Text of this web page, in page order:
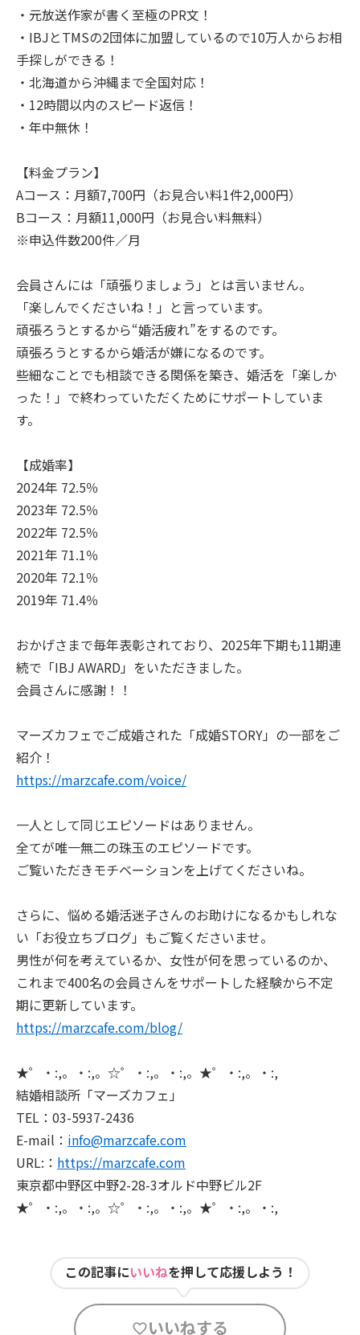
・元放送作家が書く至極のPR文！
・IBJとTMSの2団体に加盟しているので10万人からお相
手探しができる！
・北海道から沖縄まで全国対応！
・12時間以内のスピード返信！
・年中無休！
【料金プラン】
Aコース：月額7,700円（お見合い料1件2,000円）
Bコース：月額11,000円（お見合い料無料）
※申込件数200件／月
会員さんには「頑張りましょう」とは言いません。
「楽しんでくださいね！」と言っています。
頑張ろうとするから“婚活疲れ”をするのです。
頑張ろうとするから婚活が嫌になるのです。
些細なことでも相談できる関係を築き、婚活を「楽しか
った！」で終わっていただくためにサポートしていま
す。
【成婚率】
2024年 72.5％
2023年 72.5％
2022年 72.5％
2021年 71.1％
2020年 72.1％
2019年 71.4％
おかげさまで毎年表彰されており、2025年下期も11期連
続で「IBJ AWARD」をいただきました。
会員さんに感謝！！
マーズカフェでご成婚された「成婚STORY」の一部をご
紹介！
https://marzcafe.com/voice/
一人として同じエピソードはありません。
全てが唯一無二の珠玉のエピソードです。
ご覧いただきモチベーションを上げてくださいね。
さらに、悩める婚活迷子さんのお助けになるかもしれな
い「お役立ちブログ」もご覧くださいませ。
男性が何を考えているか、女性が何を思っているのか、
これまで400名の会員さんをサポートした経験から不定
期に更新しています。
https://marzcafe.com/blog/
★゜・:,。・:,。☆゜・:,。・:,。★゜・:,。・:,
結婚相談所「マーズカフェ」
TEL：03-5937-2436
E-mail： info@marzcafe.com
URL:： https://marzcafe.com
東京都中野区中野2-28-3オルド中野ビル2F
★゜・:,。・:,。☆゜・:,。・:,。★゜・:,。・:,
この記事にいいねを押して応援しよう！
いいねする